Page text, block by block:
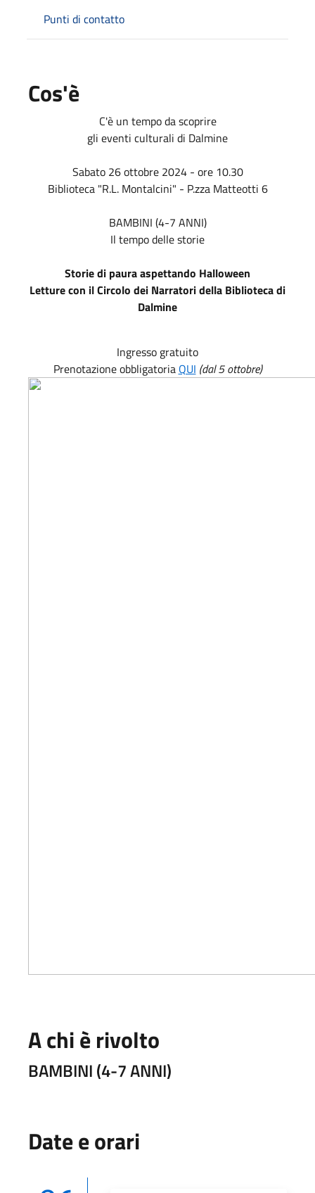
Punti di contatto
Cos'è
C'è un tempo da scoprire
gli eventi culturali di Dalmine
Sabato 26 ottobre 2024 - ore 10.30
Biblioteca "R.L. Montalcini" - P.zza Matteotti 6
BAMBINI (4-7 ANNI)
Il tempo delle storie
Storie di paura aspettando Halloween
Letture con il Circolo dei Narratori della Biblioteca di
Dalmine
Ingresso gratuito
Prenotazione obbligatoria QUI (dal 5 ottobre)
A chi è rivolto
BAMBINI (4-7 ANNI)
Date e orari